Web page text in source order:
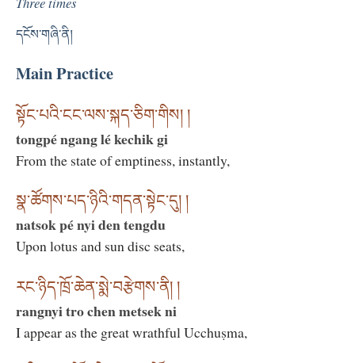
དངོས་གཞི་ནི།
Main Practice
སྟོང་པའི་ངང་ལས་སྐད་ཅིག་གིས། །
tongpé ngang lé kechik gi
From the state of emptiness, instantly,
སྣ་ཚོགས་པད་ཉིའི་གདན་སྟེང་དུ། །
natsok pé nyi den tengdu
Upon lotus and sun disc seats,
རང་ཉིད་ཁྲོ་ཆེན་སྨེ་བརྩེགས་ནི། །
rangnyi tro chen metsek ni
I appear as the great wrathful Ucchuṣma,